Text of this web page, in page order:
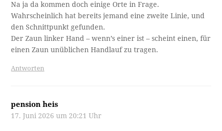
Na ja da kommen doch einige Orte in Frage.
Wahrscheinlich hat bereits jemand eine zweite Linie, und
den Schnittpunkt gefunden.
Der Zaun linker Hand – wenn’s einer ist – scheint einen, für
einen Zaun unüblichen Handlauf zu tragen.
Antworten
pension heis
17. Juni 2026 um 20:21 Uhr